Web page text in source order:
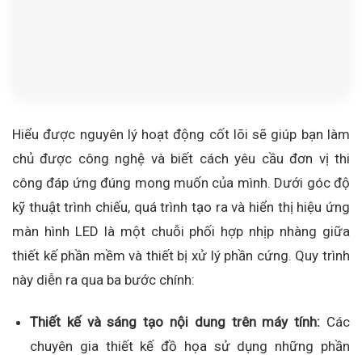
Hiểu được nguyên lý hoạt động cốt lõi sẽ giúp bạn làm
chủ được công nghệ và biết cách yêu cầu đơn vị thi
công đáp ứng đúng mong muốn của mình. Dưới góc độ
kỹ thuật trình chiếu, quá trình tạo ra và hiển thị hiệu ứng
màn hình LED là một chuỗi phối hợp nhịp nhàng giữa
thiết kế phần mềm và thiết bị xử lý phần cứng. Quy trình
này diễn ra qua ba bước chính:
Thiết kế và sáng tạo nội dung trên máy tính: Các
chuyên gia thiết kế đồ họa sử dụng những phần